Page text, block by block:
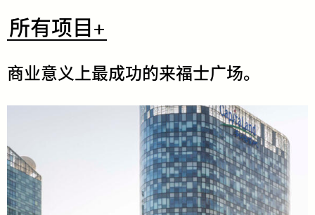
/
​所有项目+
所有项目+
​商​​业​​意​​义​​上​​最​​成​​功​​的​​来​​福​​士​​广​​场。​